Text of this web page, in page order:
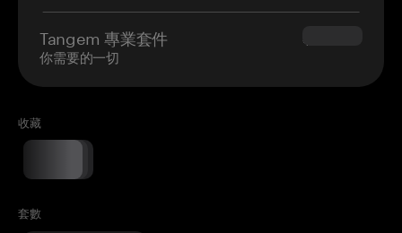
Tangem 專業套件
你需要的一切
$180.00
收藏
套數